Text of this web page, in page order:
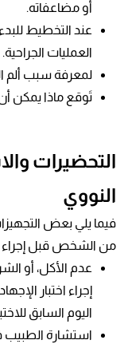
أو مضاعفاته.
عند التخطيط للبدء
العمليات الجراحية.
لمعرفة سبب ألم
تَوقع ماذا يمكن
التحضيرات
النووي
فيما يلي بعض
من الشخص قبل إجراء
عدم الأكل، أو
إجراء اختبار
اليوم السابق
استشارة الطبيب